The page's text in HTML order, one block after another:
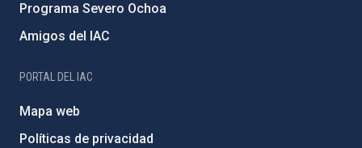
Programa Severo Ochoa
Amigos del IAC
PORTAL DEL IAC
Mapa web
Políticas de privacidad